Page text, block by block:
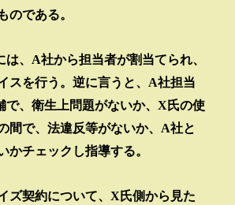
のである。
、 A社から担当者が割当てられ、
スを行う。逆に言うと、 A社担当
で、衛生上問題がないか、X 氏の使
間で、法違反等がないか、 A社と
かチェックし指導する。
ズ契約について、X 氏側から見た